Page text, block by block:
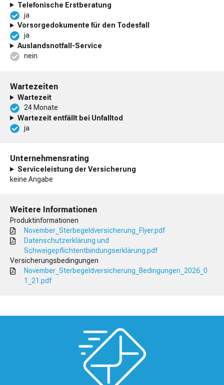
Telefonische Erstberatung
ja
Vorsorgedokumente für den Todesfall
ja
Auslandsnotfall-Service
nein
Wartezeiten
Wartezeit
24 Monate
Wartezeit entfällt bei Unfalltod
ja
Unternehmensrating
Serviceleistung der Versicherung
keine Angabe
Weitere Informationen
Produktinformationen
November_Sterbegeldversicherung_Flyer.pdf
Datenschutzerklärung und
Schweigepflichtentbindungserklärung.pdf
Versicherungsbedingungen
November_Sterbegeldversicherung_Bedingungen_2026_0
1_21.pdf